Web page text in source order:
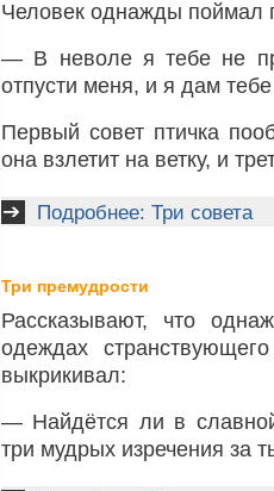
Человек однажды поймал
— В неволе я тебе не
отпусти меня, и я дам
Первый совет птичка
она взлетит на ветку, и
Подробнее: Три совета
Три премудрости
Рассказывают, что
одеждах
выкрикивал:
— Найдётся ли в славной
три мудрых изречения за